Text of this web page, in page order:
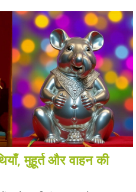
मुहूर्त और वाहन की